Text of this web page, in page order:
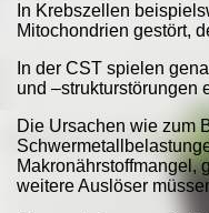
In Krebszellen
Mitochondrien gestört,
In der CST spielen
und –strukturstörungen
Die Ursachen wie zum
Makronährstoffmangel,
weitere Auslöser